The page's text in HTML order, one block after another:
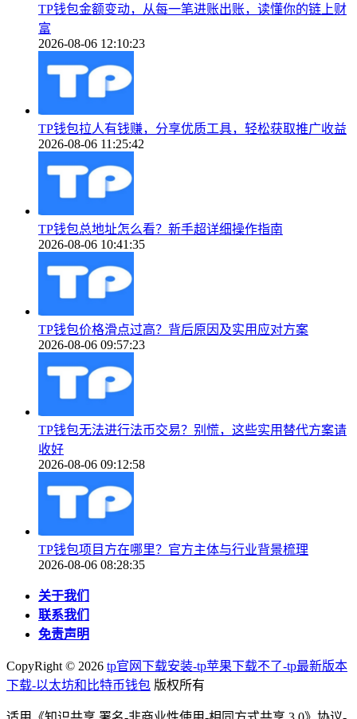
TP钱包金额变动，从每一笔进账出账，读懂你的链上财
富
2026-08-06 12:10:23
TP钱包拉人有钱赚，分享优质工具，轻松获取推广收益
2026-08-06 11:25:42
TP钱包总地址怎么看？新手超详细操作指南
2026-08-06 10:41:35
TP钱包价格滑点过高？背后原因及实用应对方案
2026-08-06 09:57:23
TP钱包无法进行法币交易？别慌，这些实用替代方案请
收好
2026-08-06 09:12:58
TP钱包项目方在哪里？官方主体与行业背景梳理
2026-08-06 08:28:35
关于我们
联系我们
免责声明
CopyRight © 2026 tp官网下载安装-tp苹果下载不了-tp最新版本
下载-以太坊和比特币钱包 版权所有